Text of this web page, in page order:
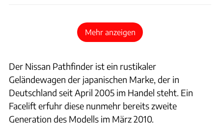
Mehr anzeigen
Der Nissan Pathfinder ist ein rustikaler
Geländewagen der japanischen Marke, der in
Deutschland seit April 2005 im Handel steht. Ein
Facelift erfuhr diese nunmehr bereits zweite
Generation des Modells im März 2010.